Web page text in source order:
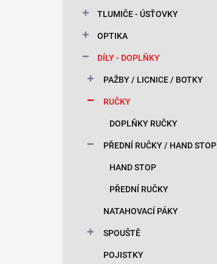
TLUMIČE - ÚSŤOVKY
OPTIKA
DÍLY - DOPLŇKY
PAŽBY / LICNICE / BOTKY
RUČKY
DOPLŇKY RUČKY
PŘEDNÍ RUČKY / HAND STOP
HAND STOP
PŘEDNÍ RUČKY
NATAHOVACÍ PÁKY
SPOUŠTĚ
POJISTKY